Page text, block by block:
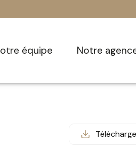
notre équipe notre